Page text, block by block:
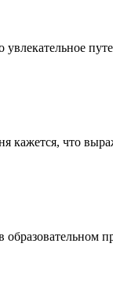
кажется, что